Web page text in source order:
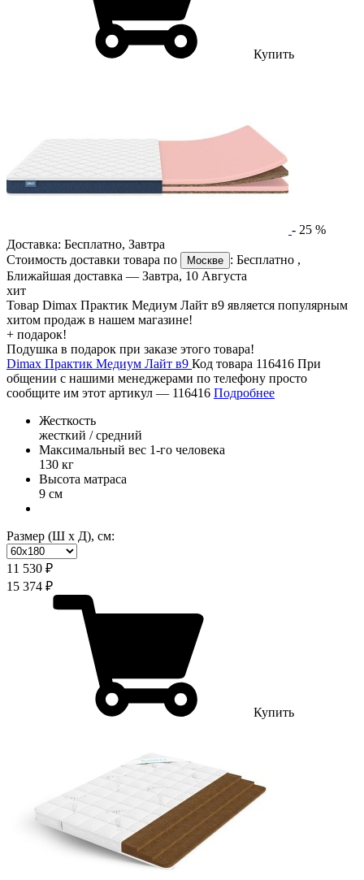
Купить
- 25 %
Доставка: Бесплатно, Завтра
Стоимость доставки товара по
Москве : Бесплатно ,
Ближайшая доставка — Завтра, 10 Августа
хит
Товар Dimax Практик Медиум Лайт в9 является популярным
хитом продаж в нашем магазине!
+ подарок!
Подушка в подарок при заказе этого товара!
Dimax Практик Медиум Лайт в9 Код товара 116416 При
общении с нашими менеджерами по телефону просто
сообщите им этот артикул — 116416 Подробнее
Жесткость
жесткий / средний
Максимальный вес 1-го человека
130 кг
Высота матраса
9 см
Размер (Ш х Д), см:
11 530 ₽
15 374 ₽
Купить